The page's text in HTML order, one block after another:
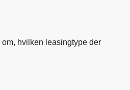
om, hvilken leasingtype der